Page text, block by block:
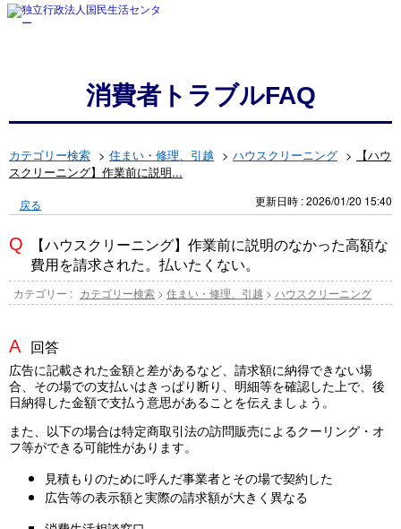
消費者トラブルFAQ
カテゴリー検索 > 住まい・修理、引越 > ハウスクリーニング >
【ハウ
スクリーニング】作業前に説明...
戻る 更新日時 : 2026/01/20 15:40
【ハウスクリーニング】作業前に説明のなかった高額な
費用を請求された。払いたくない。
カテゴリー : カテゴリー検索 > 住まい・修理、引越 > ハウスクリーニング
回答
広告に記載された金額と差があるなど、請求額に納得できない場
合、その場での支払いはきっぱり断り、明細等を確認した上で、後
日納得した金額で支払う意思があることを伝えましょう。
また、以下の場合は特定商取引法の訪問販売によるクーリング・オ
フ等ができる可能性があります。
見積もりのために呼んだ事業者とその場で契約した
広告等の表示額と実際の請求額が大きく異なる